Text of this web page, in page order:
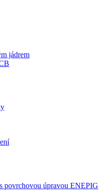
jádrem
povrchovou úpravou ENEPIG